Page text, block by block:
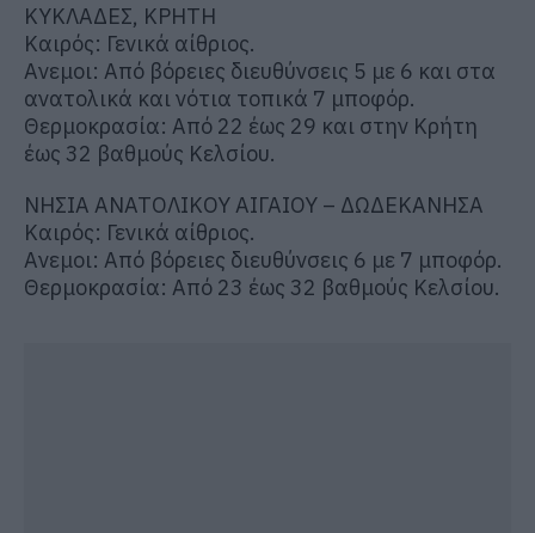
ΚΥΚΛΑΔΕΣ, ΚΡΗΤΗ
Καιρός: Γενικά αίθριος.
Ανεμοι: Από βόρειες διευθύνσεις 5 με 6 και στα
ανατολικά και νότια τοπικά 7 μποφόρ.
Θερμοκρασία: Από 22 έως 29 και στην Κρήτη
έως 32 βαθμούς Κελσίου.
ΝΗΣΙΑ ΑΝΑΤΟΛΙΚΟΥ ΑΙΓΑΙΟΥ – ΔΩΔΕΚΑΝΗΣΑ
Καιρός: Γενικά αίθριος.
Ανεμοι: Από βόρειες διευθύνσεις 6 με 7 μποφόρ.
Θερμοκρασία: Από 23 έως 32 βαθμούς Κελσίου.